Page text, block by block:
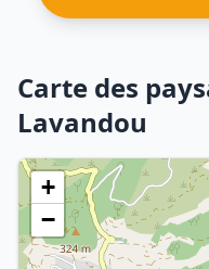
Carte des
Lavandou
+
−